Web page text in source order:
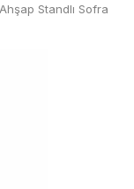
Standlı Sofra